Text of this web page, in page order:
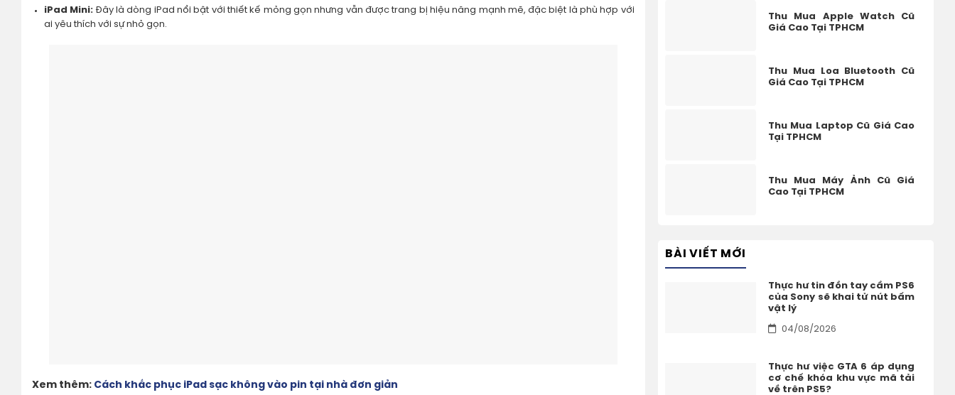
iPad Mini: Đây là dòng iPad nổi bật với thiết kế mỏng gọn nhưng vẫn được trang bị hiệu năng mạnh mẽ, đặc biệt là phù hợp với
ai yêu thích với sự nhỏ gọn.
Xem thêm: Cách khắc phục iPad sạc không vào pin tại nhà đơn giản
Thu Mua Apple Watch Cũ
Giá Cao Tại TPHCM
Thu Mua Loa Bluetooth Cũ
Giá Cao Tại TPHCM
Thu Mua Laptop Cũ Giá Cao
Tại TPHCM
Thu Mua Máy Ảnh Cũ Giá
Cao Tại TPHCM
BÀI VIẾT MỚI
Thực hư tin đồn tay cầm PS6
của Sony sẽ khai tử nút bấm
vật lý
04/08/2026
Thực hư việc GTA 6 áp dụng
cơ chế khóa khu vực mã tải
về trên PS5?